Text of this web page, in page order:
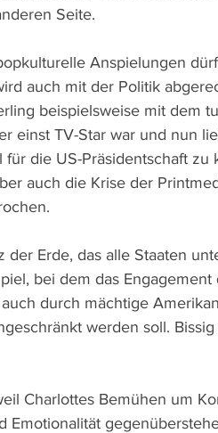
Seite.
Anspielungen
auch mit der Politik
beispielsweise mit dem
einst TV-Star war und nun
die US-Präsidentschaft zu
auch die Krise der
Erde, das alle Staaten
bei dem das
durch mächtige
werden soll.
Charlottes Bemühen um
Emotionalität